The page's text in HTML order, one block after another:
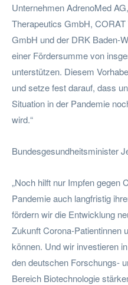
Unternehmen AdrenoMed
Therapeutics GmbH,
GmbH und der DRK Baden-
einer Fördersumme von
unterstützen. Diesem
und setze fest darauf, dass
Situation in der Pandemie
wird.“
Bundesgesundheitsminister
„Noch hilft nur Impfen gegen
Pandemie auch langfristig
fördern wir die Entwicklung
Zukunft Corona-Patientinnen
können. Und wir investieren
den deutschen Forschungs-
Bereich Biotechnologie